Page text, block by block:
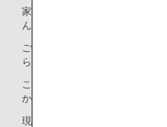
家庭から排出されたごみ袋の写
んは「ごみは嘘をつかない」と
ごみの中身から、個人の嗜好や
ら、ごみはまさに「生活の縮図
このようなごみが大量に廃棄さ
かす深刻な問題となっています。
現在、日本におけるごみの最終